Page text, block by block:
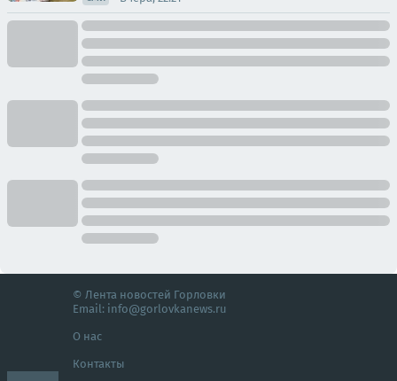
© Лента новостей Горловки
Email: info@gorlovkanews.ru
О нас
Контакты